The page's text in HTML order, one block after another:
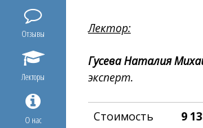
Отзывы
Лекторы
О нас
Лектор:
Гусева Наталия
эксперт.
Стоимость
9